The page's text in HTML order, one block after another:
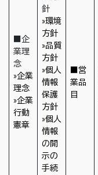
■企
業理
念
»企業
理念
»企業
行動
憲章
針
»環境
方針
»品質
方針
»個人
情報
保護
方針
»個人
情報
の開
示の
手続
■営
業品
目